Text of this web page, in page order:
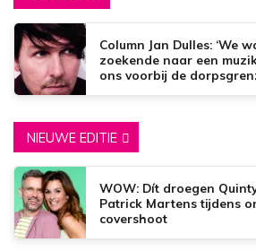
Column Jan Dulles: ‘We
zoekende naar een
ons voorbij de
NIEUWE EDITIE
WOW: Dít droegen
Patrick Martens tijdens
covershoot